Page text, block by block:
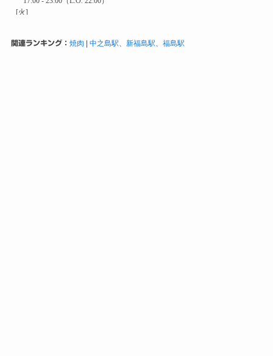
関連ランキング： 焼肉 | 中之島駅 新福島駅 福島駅